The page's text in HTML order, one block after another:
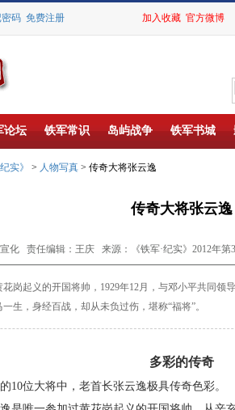
码 免费注册 加入收藏 官方微博
论坛 铁军常识 岛屿战争 铁军书城
实》 > 人物写真 > 传奇大将张云逸
传奇大将张云逸
化 责任编辑：王庆 来源：《铁军·纪实》2012年
岗起义的开国将帅，1929年12月，与邓小平共同领
生，身经百战，却从未负过伤，堪称“福将”。
多彩的传奇
位大将中，老首长张云逸极具传奇色彩。